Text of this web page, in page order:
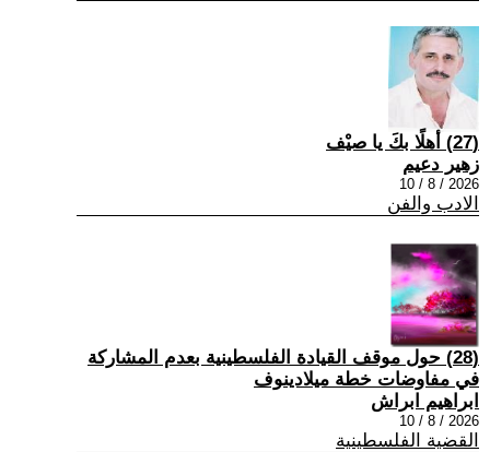
(27) أهلًا بكَ يا صيْف
زهير دعيم
2026 / 8 / 10
الادب والفن
(28) حول موقف القيادة الفلسطينية بعدم المشاركة
في مفاوضات خطة ميلادينوف
ابراهيم ابراش
2026 / 8 / 10
القضية الفلسطينية